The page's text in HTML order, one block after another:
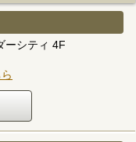
ーシティ 4F